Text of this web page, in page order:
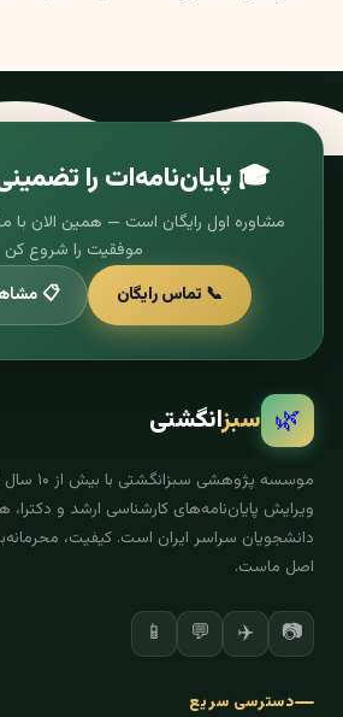
🎓 پایان‌نامه‌ات را
مشاوره اول رایگان است — همین الان با
موفقیت را شروع کن
📞 تماس رایگان
📋
🌿 سبزانگشتی
موسسه
ویرایش پایان‌نامه‌های کارشناسی ارشد و دکترا،
دانشجویان سراسر ایران است. کیفیت،
اصل ماست.
📷
✈️
💬
📱
دسترسی سریع